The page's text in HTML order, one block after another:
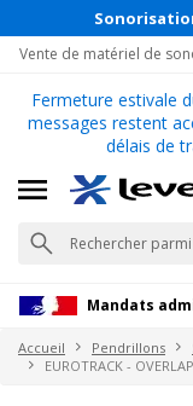
Vente de matériel de
Fermeture estivale
messages restent
délais de
Mandats
Accueil Pendrillons
EUROTRACK -